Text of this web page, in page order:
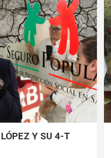
Y SU 4-T